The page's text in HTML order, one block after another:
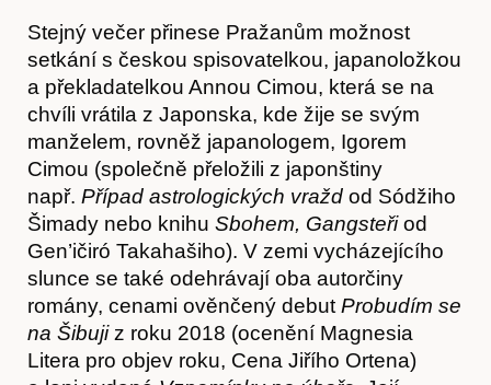
Články
Časopis
Stejný večer přinese Pražanům možnost
setkání s českou spisovatelkou, japanoložkou
a překladatelkou Annou Cimou, která se na
chvíli vrátila z Japonska, kde žije se svým
manželem, rovněž japanologem, Igorem
Cimou (společně přeložili z japonštiny
např. Případ astrologických vražd od Sódžiho
Šimady nebo knihu Sbohem, Gangsteřiod
Gen’ičiró Takahašiho). V zemi vycházejícího
slunce se také odehrávají oba autorčiny
romány, cenami ověnčený debut Probudím se
na Šibujiz roku 2018 (ocenění Magnesia
Litera pro objev roku, Cena Jiřího Ortena)